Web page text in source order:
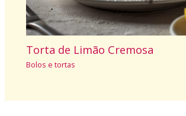
Torta de Limão Cremosa
Bolos e tortas